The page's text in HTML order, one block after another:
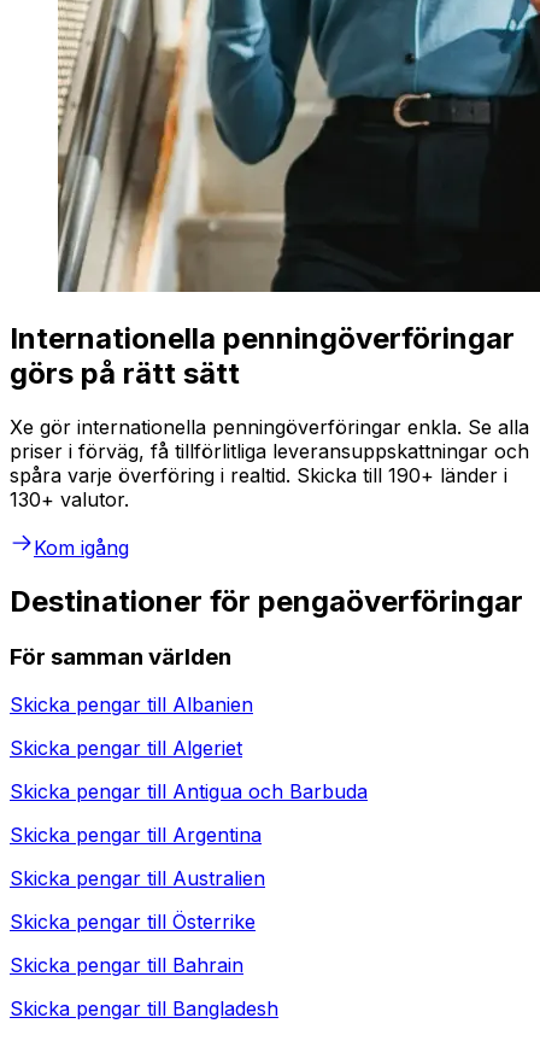
Internationella penningöverföringar
görs på rätt sätt
Xe gör internationella penningöverföringar enkla. Se alla
priser i förväg, få tillförlitliga leveransuppskattningar och
spåra varje överföring i realtid. Skicka till 190+ länder i
130+ valutor.
Kom igång
Destinationer för pengaöverföringar
För samman världen
Skicka pengar till Albanien
Skicka pengar till Algeriet
Skicka pengar till Antigua och Barbuda
Skicka pengar till Argentina
Skicka pengar till Australien
Skicka pengar till Österrike
Skicka pengar till Bahrain
Skicka pengar till Bangladesh